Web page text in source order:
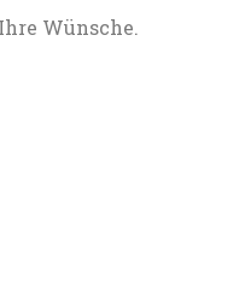
Wünsche.